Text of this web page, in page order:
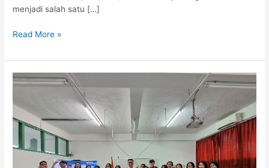
menjadi salah satu […]
Read More »
Tingkatkan
Percaya
Diri
Mahasiswa,
Polteka
Mangunwijaya